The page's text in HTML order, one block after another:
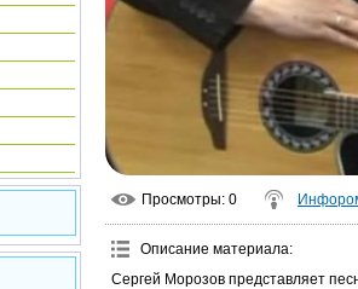
Просмотры: 0
Описание материала:
Сергей Морозов представляет